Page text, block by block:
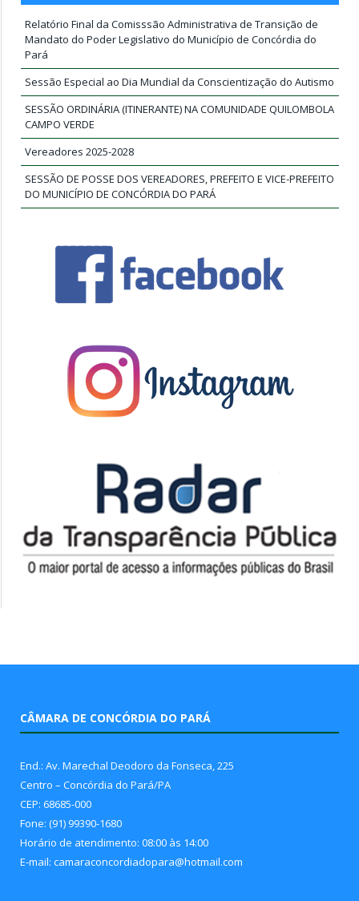
Relatório Final da Comisssão Administrativa de Transição de
Mandato do Poder Legislativo do Município de Concórdia do
Pará
Sessão Especial ao Dia Mundial da Conscientização do Autismo
SESSÃO ORDINÁRIA (ITINERANTE) NA COMUNIDADE QUILOMBOLA
CAMPO VERDE
Vereadores 2025-2028
SESSÃO DE POSSE DOS VEREADORES, PREFEITO E VICE-PREFEITO
DO MUNICÍPIO DE CONCÓRDIA DO PARÁ
CÂMARA DE CONCÓRDIA DO PARÁ
End.: Av. Marechal Deodoro da Fonseca, 225
Centro – Concórdia do Pará/PA
CEP: 68685-000
Fone: (91) 99390-1680
Horário de atendimento: 08:00 às 14:00
E-mail: camaraconcordiadopara@hotmail.com